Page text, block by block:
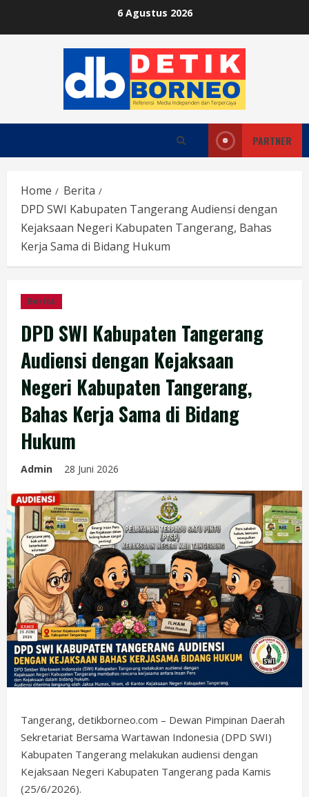
6 Agustus 2026
PARTNER
Home
Berita
DPD SWI Kabupaten Tangerang Audiensi dengan
Kejaksaan Negeri Kabupaten Tangerang, Bahas
Kerja Sama di Bidang Hukum
Berita
DPD SWI Kabupaten Tangerang
Audiensi dengan Kejaksaan
Negeri Kabupaten Tangerang,
Bahas Kerja Sama di Bidang
Hukum
Admin 28 Juni 2026
Tangerang, detikborneo.com – Dewan Pimpinan Daerah
Sekretariat Bersama Wartawan Indonesia (DPD SWI)
Kabupaten Tangerang melakukan audiensi dengan
Kejaksaan Negeri Kabupaten Tangerang pada Kamis
(25/6/2026).